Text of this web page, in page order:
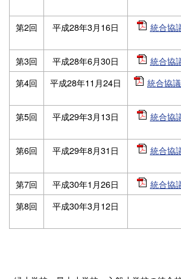
第2回 平成28年3月16日 統合協
第3回 平成28年6月30日
統合協
第4回
平成28年11月24日 統合協
第5回 平成29年3月13日 統合協
第6回 平成29年8月31日 統合協
第7回 平成30年1月26日
統合協
第8回
平成30年3月12日